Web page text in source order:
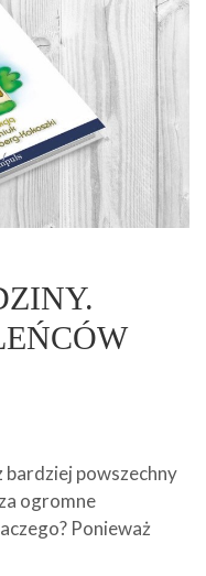
powszechny
ogromne
Ponieważ